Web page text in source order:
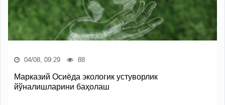
04/08, 09:29 88
Марказий Осиёда экологик устуворлик
йўналишларини баҳолаш